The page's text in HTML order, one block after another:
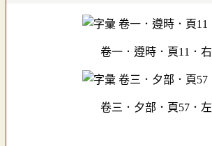
卷一．遵時．頁11．右
卷三．夕部．頁57．左